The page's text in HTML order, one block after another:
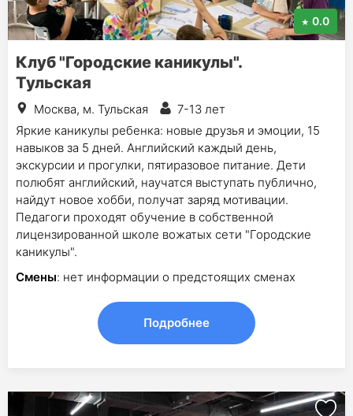
0.0
Клуб "Городские каникулы".
Тульская
Москва, м. Тульская
7-13 лет
Яркие каникулы ребенка: новые друзья и эмоции, 15
навыков за 5 дней. Английский каждый день,
экскурсии и прогулки, пятиразовое питание. Дети
полюбят английский, научатся выступать публично,
найдут новое хобби, получат заряд мотивации.
Педагоги проходят обучение в собственной
лицензированной школе вожатых сети "Городские
каникулы".
Смены: нет информации о предстоящих сменах
Подробнее